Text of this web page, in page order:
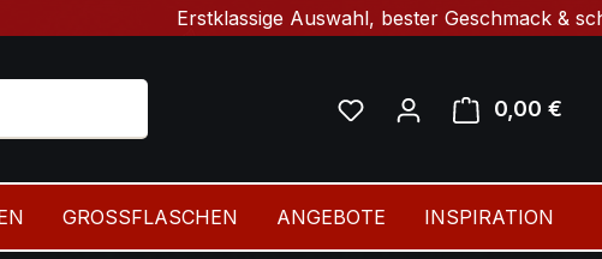
Erstklassige Auswahl, bester Geschmack &
0,00 €
GROSSFLASCHEN ANGEBOTE INSPIRATION